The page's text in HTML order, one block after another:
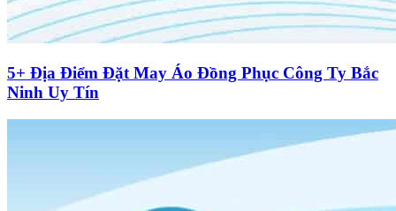
5+ Địa Điểm Đặt May Áo Đồng Phục Công Ty Bắc
Ninh Uy Tín